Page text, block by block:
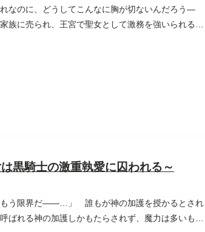
なのに、どうしてこんなに胸が切ないんだろう―
に売られ、王宮で聖女として激務を強いられるこ
黒騎士の激重執愛に囚われる～
う限界だ――…」 誰もが神の加護を授かるとされ
れる神の加護しかもたらされず、魔力は多いもの